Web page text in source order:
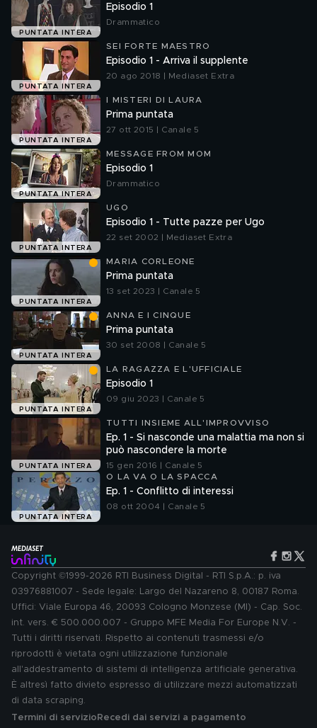
PUNTATA INTERA
Episodio 1
Drammatico
PUNTATA INTERA
SEI FORTE MAESTRO
Episodio 1 - Arriva il supplente
20 ago 2018 | Mediaset Extra
PUNTATA INTERA
I MISTERI DI LAURA
Prima puntata
27 ott 2015 | Canale 5
PUNTATA INTERA
MESSAGE FROM MOM
Episodio 1
Drammatico
PUNTATA INTERA
UGO
Episodio 1 - Tutte pazze per Ugo
22 set 2002 | Mediaset Extra
PUNTATA INTERA
MARIA CORLEONE
Prima puntata
13 set 2023 | Canale 5
PUNTATA INTERA
ANNA E I CINQUE
Prima puntata
30 set 2008 | Canale 5
PUNTATA INTERA
LA RAGAZZA E L'UFFICIALE
Episodio 1
09 giu 2023 | Canale 5
PUNTATA INTERA
TUTTI INSIEME ALL'IMPROVVISO
Ep. 1 - Si nasconde una malattia ma non si
può nascondere la morte
15 gen 2016 | Canale 5
PUNTATA INTERA
O LA VA O LA SPACCA
Ep. 1 - Conflitto di interessi
08 ott 2004 | Canale 5
Copyright ©1999-2026 RTI Business Digital - RTI S.p.A.: p. iva
03976881007 - Sede legale: Largo del Nazareno 8, 00187 Roma.
Uffici: Viale Europa 46, 20093 Cologno Monzese (MI) - Cap. Soc.
int. vers. € 500.000.007 - Gruppo MFE Media For Europe N.V. -
Tutti i diritti riservati. Rispetto ai contenuti trasmessi e/o
riprodotti è vietata ogni utilizzazione funzionale
all'addestramento di sistemi di intelligenza artificiale generativa.
È altresì fatto divieto espresso di utilizzare mezzi automatizzati
di data scraping.
Termini di servizio Recedi dai servizi a pagamento